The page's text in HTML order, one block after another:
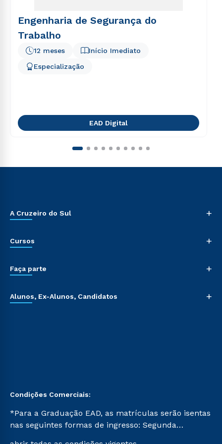
Engenharia de Segurança do
Trabalho
Início Imediato
12 meses
Especialização
EAD Digital
A Cruzeiro do Sul +
Cursos +
Faça parte +
Alunos, Ex-Alunos, Candidatos +
Condições Comerciais:
*Para a Graduação EAD, as matrículas serão isentas
nas seguintes formas de ingresso: Segunda